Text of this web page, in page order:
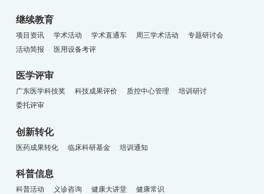
继续教育
项目资讯 学术活动 学术直通车 周三学术活动
专题研讨会
活动简报
医用设备考评
医学评审
广东医学科技奖 科技成果评价 质控中心管理
培训研讨
委托评审
创新转化
医药成果转化 临床科研基金 培训通知
科普信息
科普活动 义诊咨询 健康大讲堂 健康常识